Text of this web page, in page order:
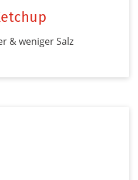
& weniger Salz